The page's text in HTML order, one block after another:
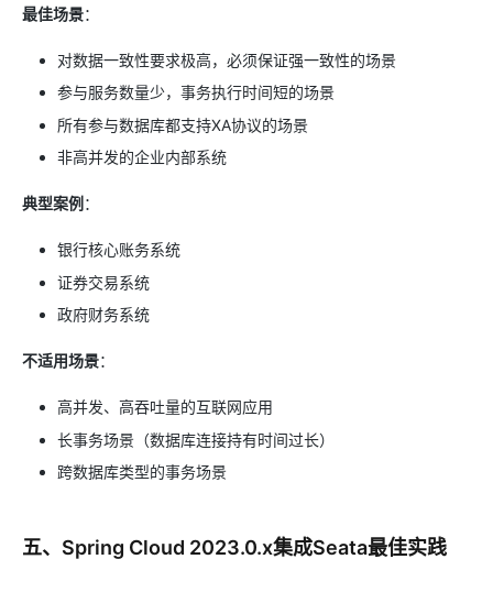
最佳场景：
对数据一致性要求极高，必须保证强一致性的场景
参与服务数量少，事务执行时间短的场景
所有参与数据库都支持XA协议的场景
非高并发的企业内部系统
典型案例 ：
银行核心账务系统
证券交易系统
政府财务系统
不适用场景：
高并发、高吞吐量的互联网应用
长事务场景（数据库连接持有时间过长）
跨数据库类型的事务场景
五、Spring Cloud 2023.0.x集成Seata最佳实践